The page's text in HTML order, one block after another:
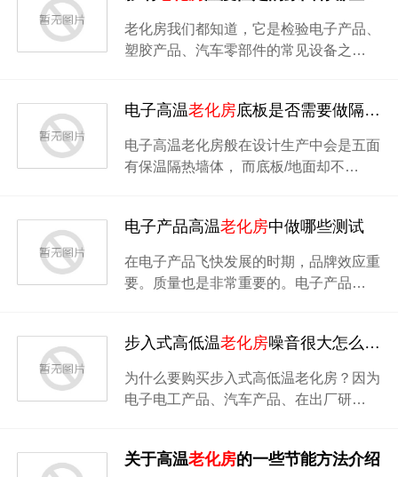
老化房我们都知道，它是检验电子产品、
塑胶产品、汽车零部件的常见设备之…
电子高温老化房底板是否需要做隔热保温层
电子高温老化房般在设计生产中会是五面
有保温隔热墙体， 而底板/地面却不…
电子产品高温老化房中做哪些测试
在电子产品飞快发展的时期，品牌效应重
要。质量也是非常重要的。电子产品…
步入式高低温老化房噪音很大怎么办？
为什么要购买步入式高低温老化房？因为
电子电工产品、汽车产品、在出厂研…
关于高温老化房的一些节能方法介绍